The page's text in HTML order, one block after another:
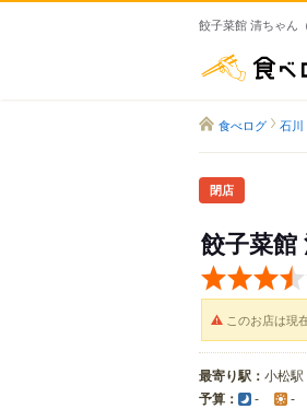
餃子菜館 清ちゃん
食べログ 石川
閉店
餃子菜館
このお店は現
最寄り駅： 小松駅
予算： - -